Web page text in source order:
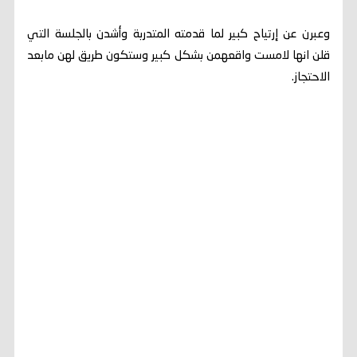
وعبرن عن إرتياح كبير لما قدمته المتدربة وأشدن بالجلسة التي
قلن انها لامست واقعهمن بشكل كبير وستكون طريق لهن مابعد
الاحتجاز.